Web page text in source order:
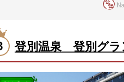
登別温泉 登別グラ